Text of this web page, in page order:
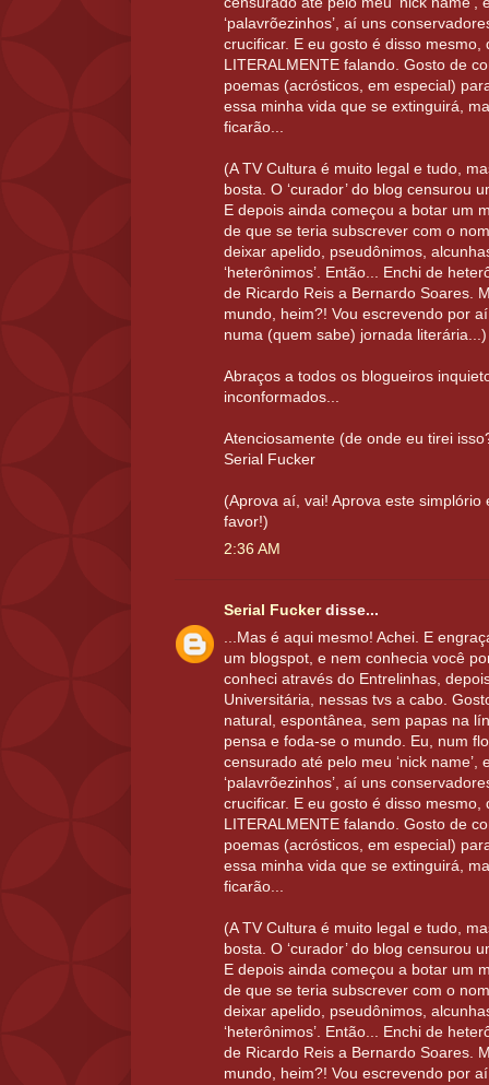
‘palavrõezinhos’, aí uns
crucificar. E eu gosto é disso mesmo,
LITERALMENTE falando. Gosto de
poemas (acrósticos, em especial)
essa minha vida que se extinguirá,
ficarão...
(A TV Cultura é muito legal e tudo,
bosta. O ‘curador’ do blog censurou
E depois ainda começou a botar um
de que se teria subscrever com o
deixar apelido, pseudônimos,
‘heterônimos’. Então... Enchi de
de Ricardo Reis a Bernardo Soares.
mundo, heim?! Vou escrevendo por
numa (quem sabe) jornada literária...)
Abraços a todos os blogueiros
inconformados...
Atenciosamente (de onde eu tirei
Serial Fucker
(Aprova aí, vai! Aprova este simplório
favor!)
2:36 AM
Serial Fuckerdisse...
...Mas é aqui mesmo! Achei. E
um blogspot, e nem conhecia você
conheci através do Entrelinhas,
Universitária, nessas tvs a cabo.
natural, espontânea, sem papas na
pensa e foda-se o mundo. Eu, num
censurado até pelo meu ‘nick name’,
‘palavrõezinhos’, aí uns
crucificar. E eu gosto é disso mesmo,
LITERALMENTE falando. Gosto de
poemas (acrósticos, em especial)
essa minha vida que se extinguirá,
ficarão...
(A TV Cultura é muito legal e tudo,
bosta. O ‘curador’ do blog censurou
E depois ainda começou a botar um
de que se teria subscrever com o
deixar apelido, pseudônimos,
‘heterônimos’. Então... Enchi de
de Ricardo Reis a Bernardo Soares.
mundo, heim?! Vou escrevendo por